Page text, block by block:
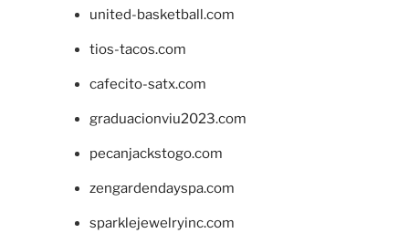
united-basketball.com
tios-tacos.com
cafecito-satx.com
graduacionviu2023.com
pecanjackstogo.com
zengardendayspa.com
sparklejewelryinc.com